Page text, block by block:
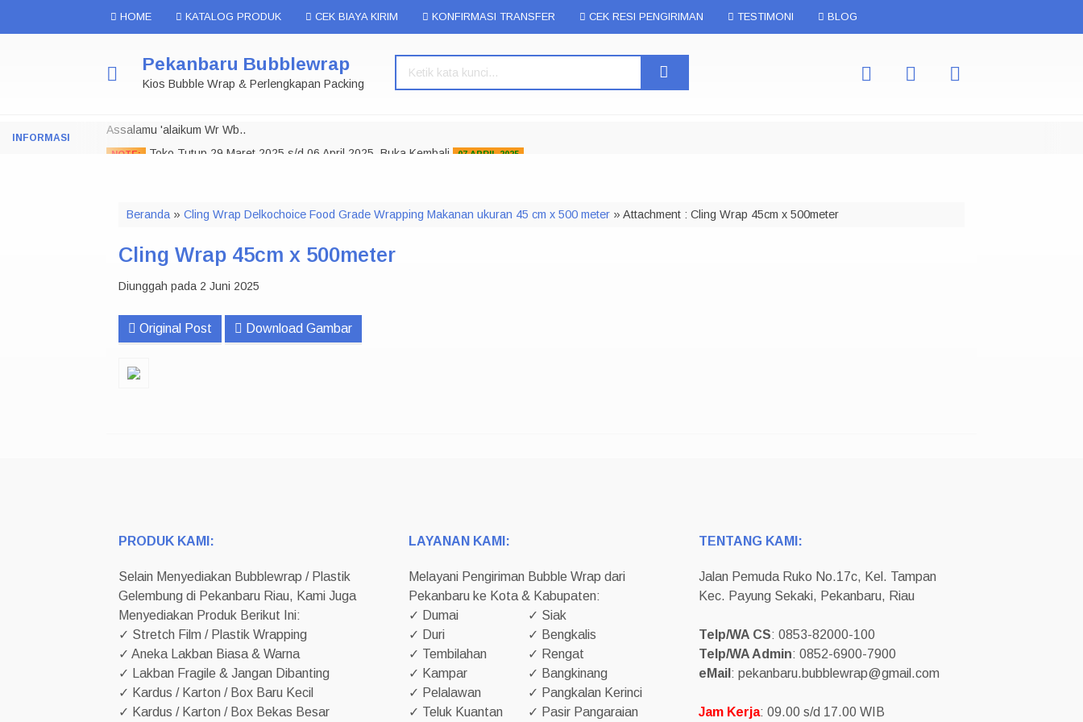
HOME KATALOG PRODUK CEK BIAYA KIRIM KONFIRMASI TRANSFER CEK RESI PENGIRIMAN TESTIMONI BLOG
Pekanbaru Bubblewrap
Kios Bubble Wrap & Perlengkapan Packing
Assalamu 'alaikum Wr Wb..
NOTE: Toko Tutup 29 Maret 2025 s/d 06 April 2025, Buka Kembali 07 APRIL 2025
Wrapping, Polymailer, Kardus Packing dan berbagai macam kebutuhan Packaging Lainnya.
Beranda » Cling Wrap Delkochoice Food Grade Wrapping Makanan ukuran 45 cm x 500 meter » Attachment : Cling Wrap 45cm x 500meter
Cling Wrap 45cm x 500meter
Diunggah pada 2 Juni 2025
Original Post Download Gambar
PRODUK KAMI:
Selain Menyediakan Bubblewrap / Plastik
Gelembung di Pekanbaru Riau, Kami Juga
Menyediakan Produk Berikut Ini:
✓ Stretch Film / Plastik Wrapping
✓ Aneka Lakban Biasa & Warna
✓ Lakban Fragile & Jangan Dibanting
✓ Kardus / Karton / Box Baru Kecil
✓ Kardus / Karton / Box Bekas Besar
LAYANAN KAMI:
Melayani Pengiriman Bubble Wrap dari
Pekanbaru ke Kota & Kabupaten:
✓ Dumai
✓ Siak
✓ Duri
✓ Bengkalis
✓ Tembilahan
✓ Rengat
✓ Kampar
✓ Bangkinang
✓ Pelalawan
✓ Pangkalan Kerinci
✓ Teluk Kuantan
✓ Pasir Pangaraian
TENTANG KAMI:
Jalan Pemuda Ruko No.17c, Kel. Tampan
Kec. Payung Sekaki, Pekanbaru, Riau
Telp/WA CS: 0853-82000-100
Telp/WA Admin: 0852-6900-7900
eMail : pekanbaru.bubblewrap@gmail.com
Jam Kerja: 09.00 s/d 17.00 WIB